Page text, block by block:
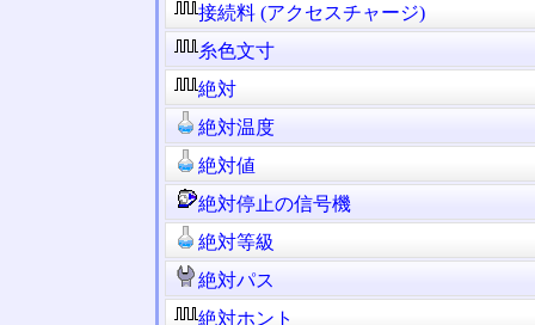
接続料 (アクセスチャージ)
糸色文寸
絶対
絶対温度
絶対値
絶対停止の信号機
絶対等級
絶対パス
絶対ホント